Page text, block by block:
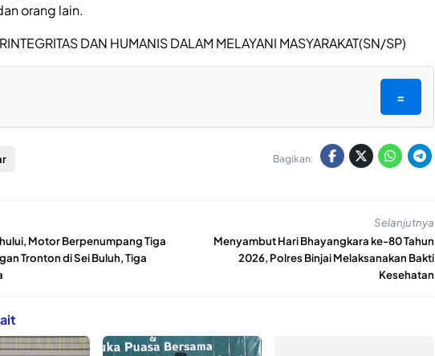
orang lain.
DAN HUMANIS DALAM MELAYANI MASYARAKAT(SN/SP)
=
Bagikan:
Motor Berpenumpang Tiga
Tronton di Sei Buluh, Tiga
Selanjutnya
Menyambut Hari Bhayangkara ke-80 Tahun
2026, Polres Binjai Melaksanakan Bakti
Kesehatan